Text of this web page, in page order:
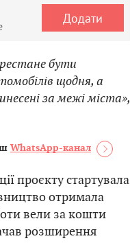
Додати
бути
щодня, а
за межі міста»,
WhatsApp-канал
проєкту стартувала
отримала
вели за кошти
розширення